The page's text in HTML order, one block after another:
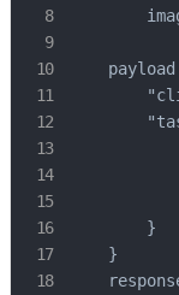
payload
        }
    }